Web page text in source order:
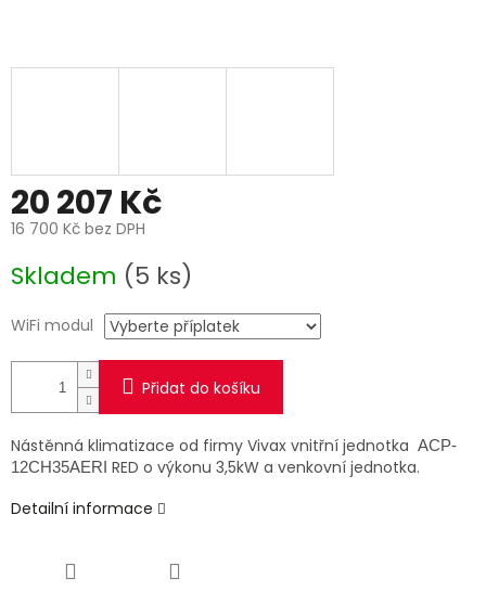
20 207 Kč
16 700 Kč bez DPH
cena:
Skladem (5 ks)
WiFi modul
Přidat do košíku
Nástěnná klimatizace od firmy Vivax vnitřní jednotka ACP-
12CH35AERI RED o výkonu 3,5kW a venkovní jednotka.
Detailní informace